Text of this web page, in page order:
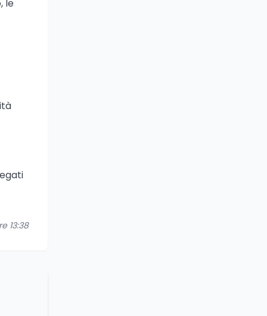
le
13:38